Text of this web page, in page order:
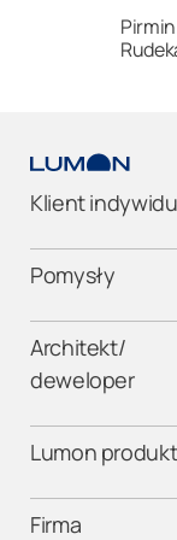
Klient
Pomysły
Architekt/
deweloper
Lumon
Firma